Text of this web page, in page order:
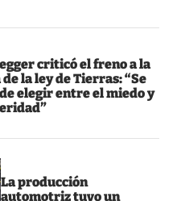
criticó el freno a la
la ley de Tierras: “Se
elegir entre el miedo y
La producción
automotriz tuvo un